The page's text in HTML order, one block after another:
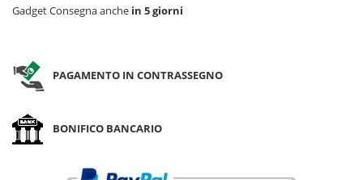
Gadget Consegna anche in 5 giorni
PAGAMENTO IN CONTRASSEGNO
BONIFICO BANCARIO